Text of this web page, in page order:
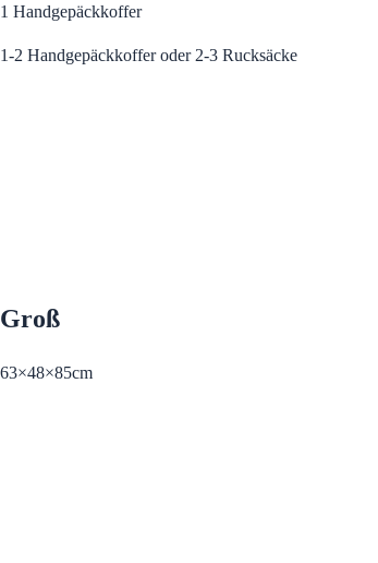
1 Handgepäckkoffer
1-2 Handgepäckkoffer oder 2-3 Rucksäcke
Groß
63×48×85cm